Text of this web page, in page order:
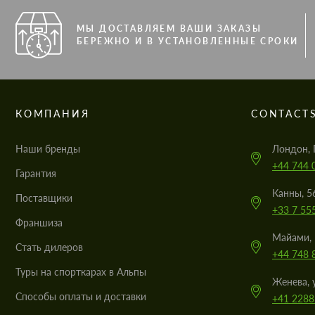
МЫ ДОСТАВЛЯЕМ ВАШИ ЗАКАЗЫ
БЕРЕЖНО И В УСТАНОВЛЕННЫЕ СРОКИ
КОМПАНИЯ
Наши бренды
Гарантия
Поставщики
Франшиза
Стать дилеров
Туры на спорткарах в Альпы
Cпособы оплаты и доставки
Лондон,
+44 744
Канны,
+33 7
Майами,
+44 748
Женева,
+41